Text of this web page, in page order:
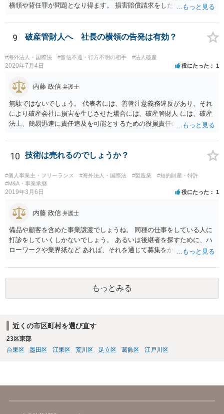
横領や背任罪が問題となり得ます。 損害賠償請求をしたいのか、刑事
等、ご希望によって進め方や必要な証拠が変わってきますので、速や
かにお近くの法律事務所に直接ご相談いただくことをおすすめいたし
9 破産管財人へ 社長の横領の告発は有効？
#海外法人・国際法 #音信不通・行方不明の相手 #法人破産
2020年7月4日 役にたった 1
内藤 政信 弁護士
無駄ではないでしょう。 代表者には、善管注意義務違反があり、それ
により破産会社に損害を生じさせた場合には、破産管財人 には、破産
法上、簡易迅速に責任追及を可能とするための役員責任の査定申立て
10 技術は売れるのでしょうか？
#個人事業主・フリーランス #海外法人・国際法 #製造業
#知的財産・特許
#M&A・事業承継
2019年3月6日 役にたった 1
内藤 政信 弁護士
備品や顧客を含めた事業譲渡でしょうね。 同種の仕事をしている人に
打診をしていくしかないでしょう。 あるいは後継者を探すために、ハ
ローワークや業界紙など あれば、それを通じて募集をかけてみるか。
もっとみる
近くの市区町村を選び直す
23区東部
台東区
墨田区 江東区 荒川区 足立区 葛飾区 江戸川区